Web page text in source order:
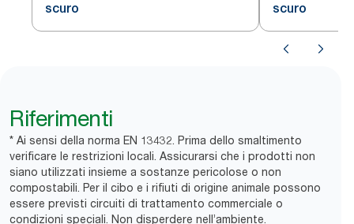
scuro
scuro
Riferimenti
* Ai sensi della norma EN 13432. Prima dello smaltimento
verificare le restrizioni locali. Assicurarsi che i prodotti non
siano utilizzati insieme a sostanze pericolose o non
compostabili. Per il cibo e i rifiuti di origine animale possono
essere previsti ​circuiti di trattamento commerciale o
condizioni speciali. Non disperdere nell’ambiente.